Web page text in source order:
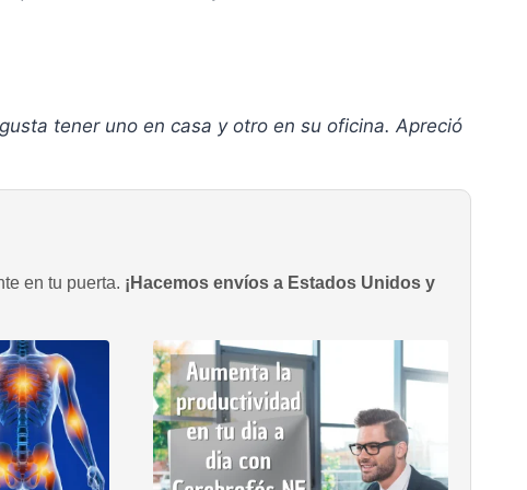
tener uno en casa y otro en su oficina. Apreció
en tu puerta. ¡Hacemos envíos a Estados Unidos y